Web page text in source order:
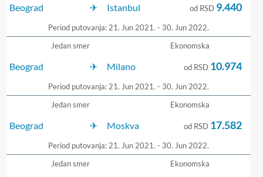
Beograd Istanbul
Period putovanja: 21. Jun 2021. - 30. Jun 2022.
od RSD 9.440
Jedan smer
Beograd Milano
Ekonomska
Period putovanja: 21. Jun 2021. - 30. Jun 2022.
od RSD 10.974
Jedan smer
Beograd Moskva
Ekonomska
Period putovanja: 21. Jun 2021. - 30. Jun 2022.
od RSD 17.582
Jedan smer Ekonomska